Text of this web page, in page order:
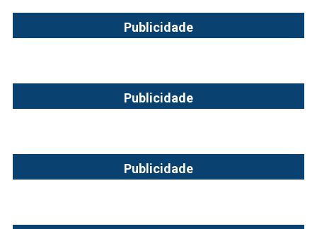
Publicidade
Publicidade
Publicidade